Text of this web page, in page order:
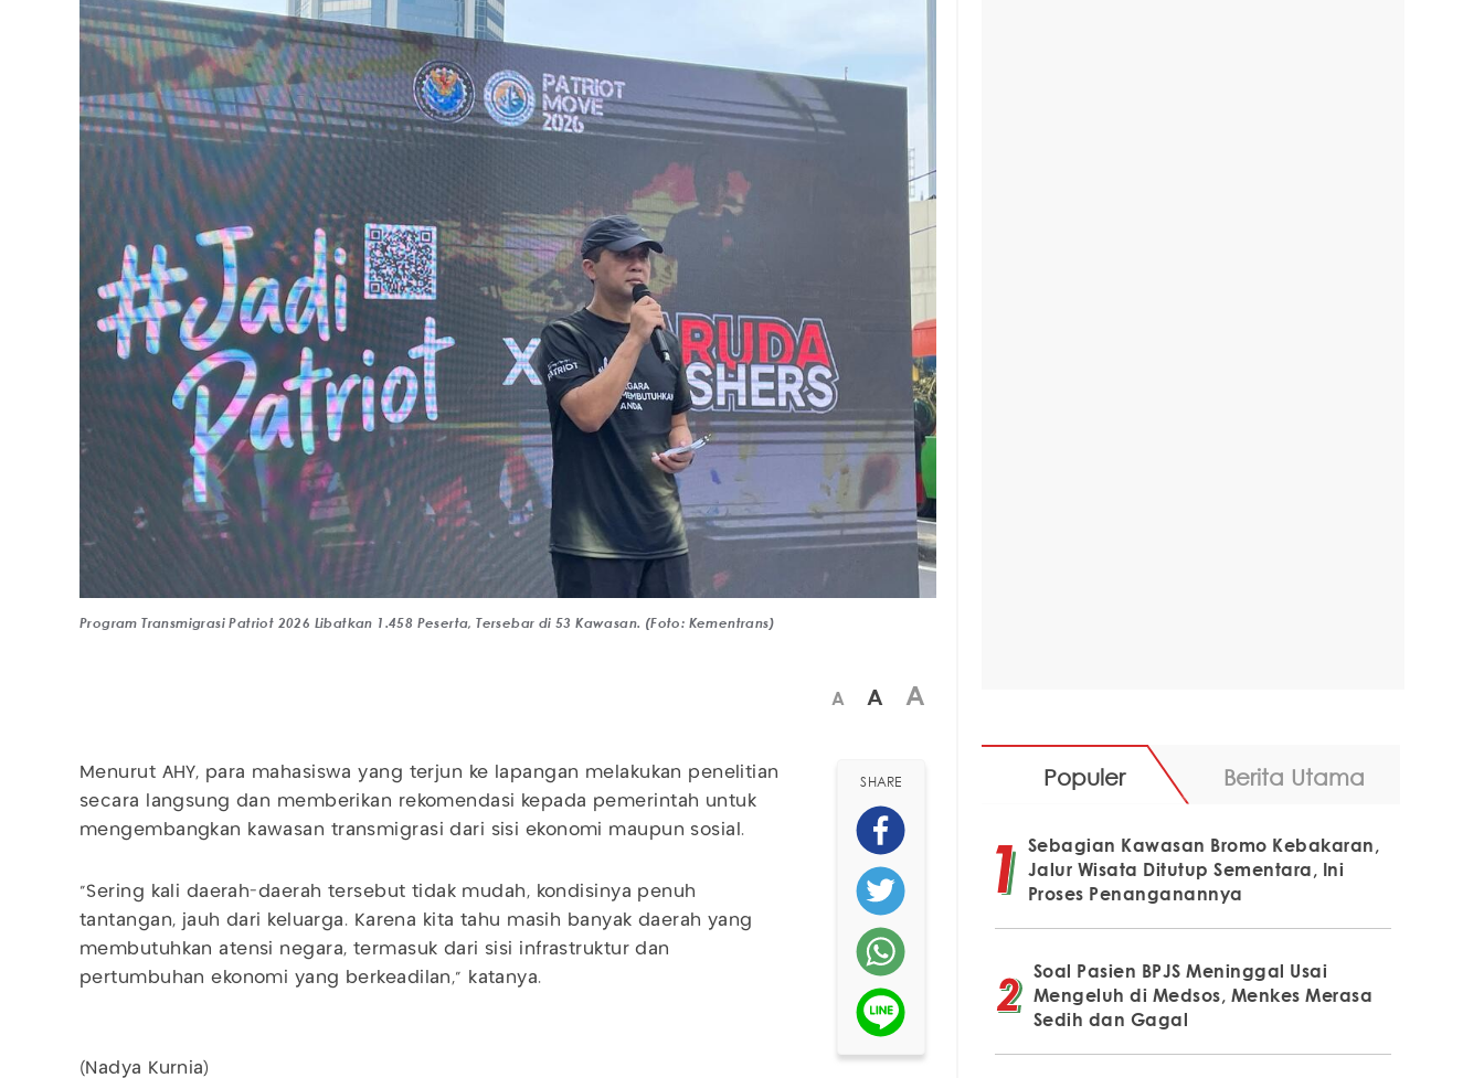
Program Transmigrasi Patriot 2026 Libatkan 1.458 Peserta, Tersebar di 53 Kawasan. (Foto: Kementrans)
A A A
Menurut AHY, para mahasiswa yang terjun ke lapangan melakukan penelitian
secara langsung dan memberikan rekomendasi kepada pemerintah untuk
mengembangkan kawasan transmigrasi dari sisi ekonomi maupun sosial.
"Sering kali daerah-daerah tersebut tidak mudah, kondisinya penuh
tantangan, jauh dari keluarga. Karena kita tahu masih banyak daerah yang
membutuhkan atensi negara, termasuk dari sisi infrastruktur dan
pertumbuhan ekonomi yang berkeadilan," katanya.
(Nadya Kurnia)
SHARE Populer Berita Utama
Sebagian Kawasan Bromo Kebakaran,
Jalur Wisata Ditutup Sementara, Ini
Proses Penanganannya
Soal Pasien BPJS Meninggal Usai
Mengeluh di Medsos, Menkes Merasa
Sedih dan Gagal